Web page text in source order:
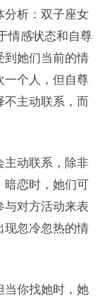
分析：双子座女
情感状态和自尊
到她们当前的情
一个人，但自尊
不主动联系，而
主动联系，除非
暗恋时，她们可
与对方活动来表
现忽冷忽热的情
当你找她时，她